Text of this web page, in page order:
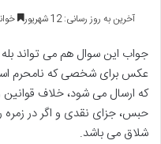
آخرین به روز رسانی: 12 شهریور خواندن
جواب این سوال هم می تواند
عکس برای شخصی که نامحرم
که ارسال می شود، خلاف
شلاق می باشد.